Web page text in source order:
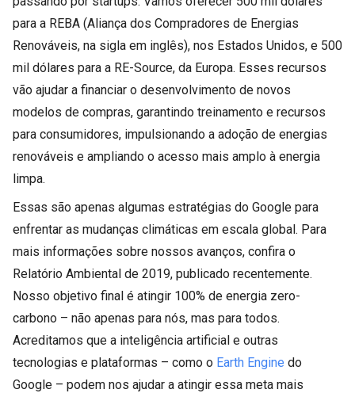
para a REBA (Aliança dos Compradores de Energias
Renováveis, na sigla em inglês), nos Estados Unidos, e 500
mil dólares para a RE-Source, da Europa. Esses recursos
vão ajudar a financiar o desenvolvimento de novos
modelos de compras, garantindo treinamento e recursos
para consumidores, impulsionando a adoção de energias
renováveis e ampliando o acesso mais amplo à energia
limpa.
Essas são apenas algumas estratégias do Google para
enfrentar as mudanças climáticas em escala global. Para
mais informações sobre nossos avanços, confira o
Relatório Ambiental de 2019, publicado recentemente.
Nosso objetivo final é atingir 100% de energia zero-
carbono – não apenas para nós, mas para todos.
Acreditamos que a inteligência artificial e outras
tecnologias e plataformas – como o Earth Engine do
Google – podem nos ajudar a atingir essa meta mais